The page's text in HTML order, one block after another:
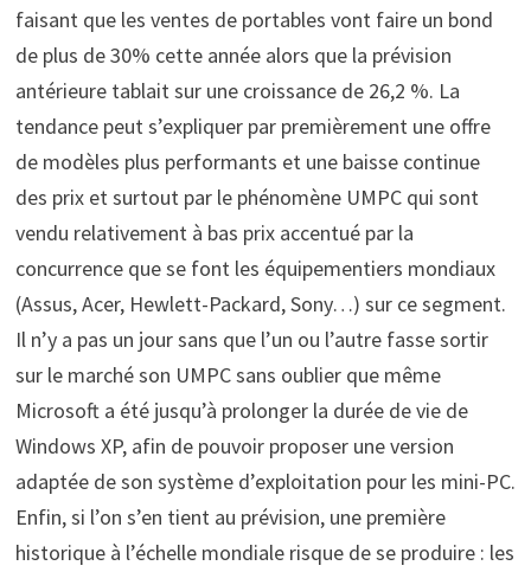
faisant que les ventes de portables vont faire un bond
de plus de 30% cette année alors que la prévision
antérieure tablait sur une croissance de 26,2 %. La
tendance peut s’expliquer par premièrement une offre
de modèles plus performants et une baisse continue
des prix et surtout par le phénomène UMPC qui sont
vendu relativement à bas prix accentué par la
concurrence que se font les équipementiers mondiaux
(Assus, Acer, Hewlett-Packard, Sony…) sur ce segment.
Il n’y a pas un jour sans que l’un ou l’autre fasse sortir
sur le marché son UMPC sans oublier que même
Microsoft a été jusqu’à prolonger la durée de vie de
Windows XP, afin de pouvoir proposer une version
adaptée de son système d’exploitation pour les mini-PC.
Enfin, si l’on s’en tient au prévision, une première
historique à l’échelle mondiale risque de se produire : les